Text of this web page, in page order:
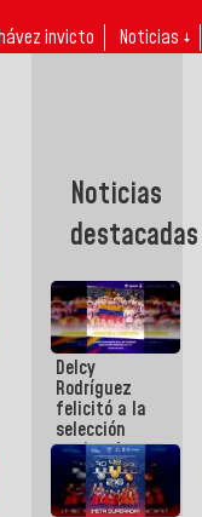
invicto Noticias ↓
Noticias
destacadas
Delcy
Rodríguez
felicitó a la
selección
nacional
masculina
de voleibol